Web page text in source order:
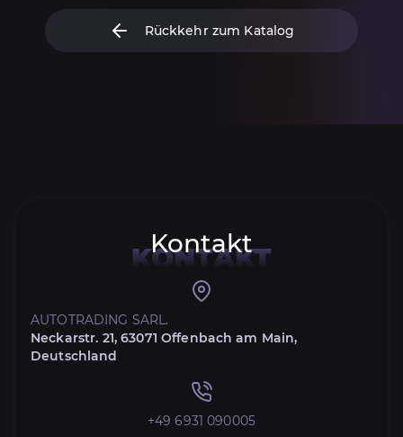
Rückkehr zum Katalog
Kontakt
KONTAKT
AUTOTRADING SARL.
Neckarstr. 21, 63071 Offenbach am Main,
Deutschland
+49 6931 090005